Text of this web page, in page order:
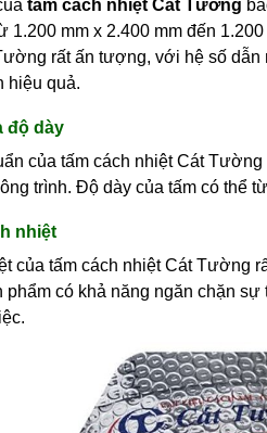
tấm cách nhiệt Cát Tường
1.200 mm x 2.400 mm đến
rất ấn tượng, với hệ số
hiệu quả.
độ dày
của tấm cách nhiệt Cát
trình. Độ dày của tấm có thể
nhiệt
của tấm cách nhiệt Cát Tường
phẩm có khả năng ngăn chặn